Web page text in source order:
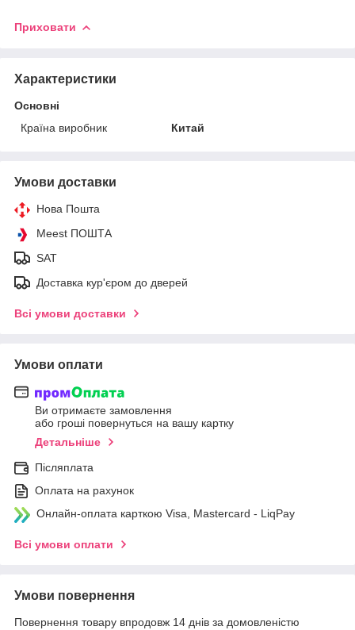
Приховати
Характеристики
Основні
Країна виробник
Китай
Умови доставки
Нова Пошта
Meest ПОШТА
SAT
Доставка кур'єром до дверей
Всі умови доставки
Умови оплати
Ви отримаєте замовлення
або гроші повернуться на вашу картку
Детальніше
Післяплата
Оплата на рахунок
Онлайн-оплата карткою Visa, Mastercard - LiqPay
Всі умови оплати
Умови повернення
Повернення товару впродовж 14 днів за домовленістю